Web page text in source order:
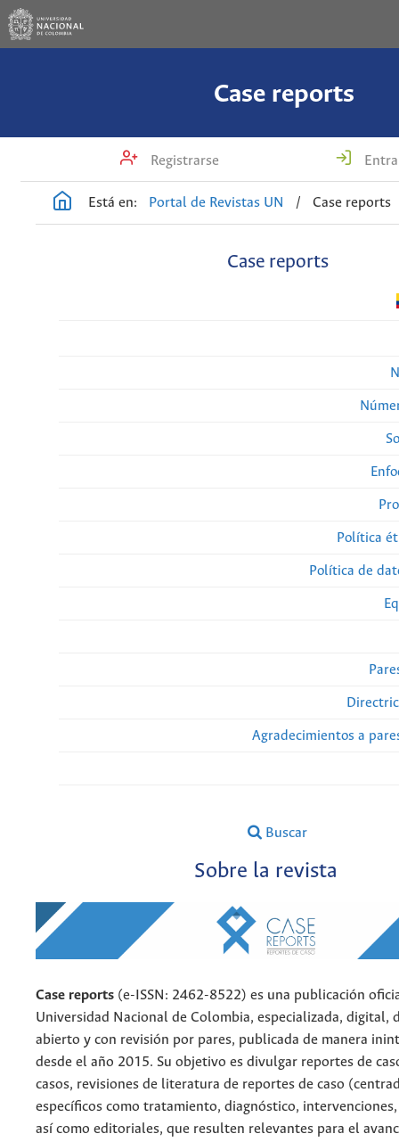
Case reports
Registrarse
Está en: Portal de Revistas UN / Case reports
Case reports
Política
Política de
Agradecimientos a
Buscar
Sobre la revista
Case reports (e-ISSN: 2462-8522) es una publicación
Universidad Nacional de Colombia, especializada, digital,
abierto y con revisión por pares, publicada de manera
desde el año 2015. Su objetivo es divulgar reportes de
casos, revisiones de literatura de reportes de caso
específicos como tratamiento, diagnóstico,
así como editoriales, que resulten relevantes para el